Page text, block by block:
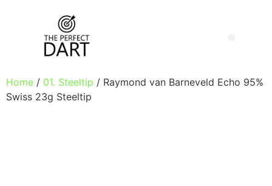
Home / 01. Steeltip / Raymond van Barneveld Echo 95%
Swiss 23g Steeltip